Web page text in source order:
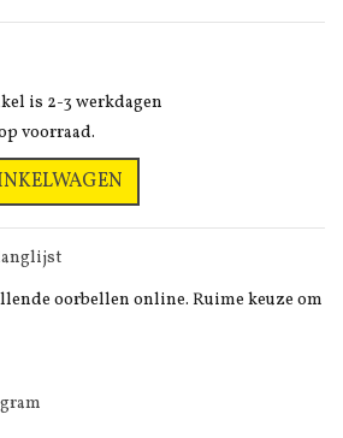
is 2-3 werkdagen
voorraad.
oorbellen online. Ruime keuze om